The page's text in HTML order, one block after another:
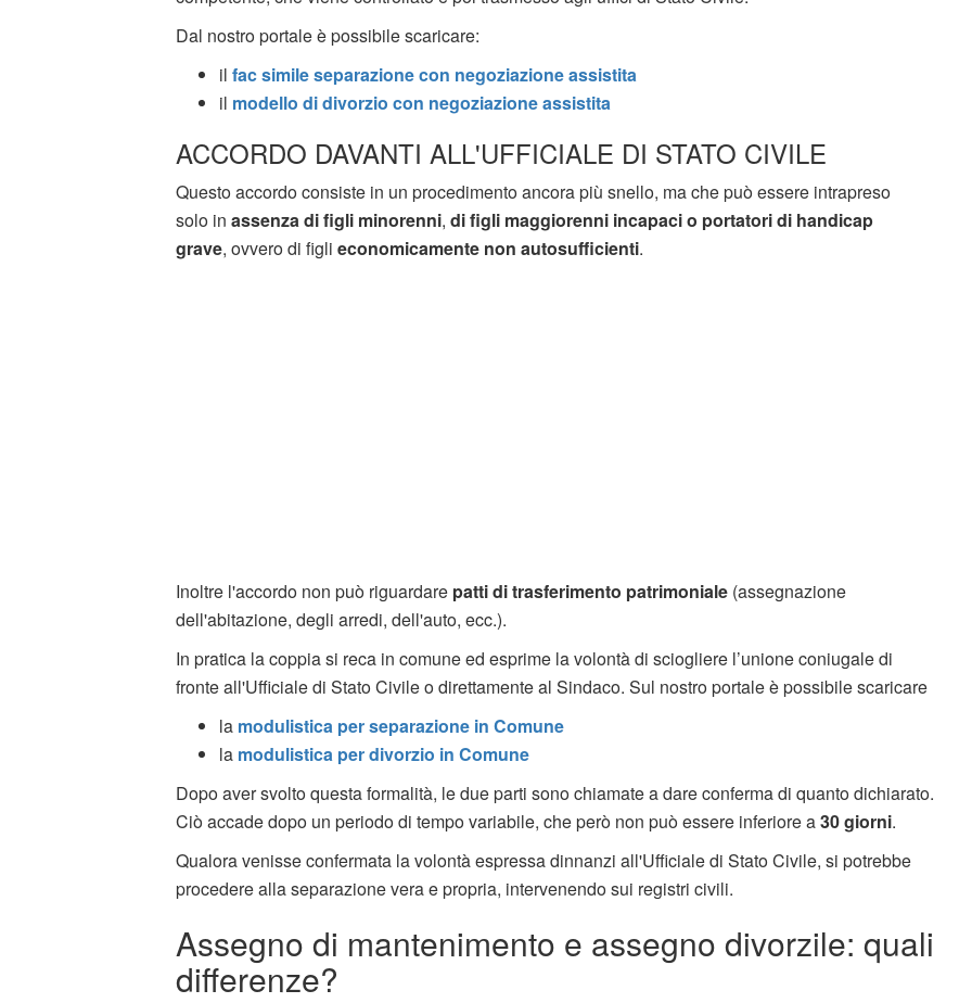
Dal nostro portale è possibile scaricare:
il fac simile separazione con negoziazione assistita
il modello di divorzio con negoziazione assistita
ACCORDO DAVANTI ALL'UFFICIALE DI STATO CIVILE
Questo accordo consiste in un procedimento ancora più snello, ma che può essere intrapreso
solo in assenza di figli minorenni, di figli maggiorenni incapaci o portatori di handicap
grave, ovvero di figli economicamente non autosufficienti.
Inoltre l'accordo non può riguardare patti di trasferimento patrimoniale (assegnazione
dell'abitazione, degli arredi, dell'auto, ecc.).
In pratica la coppia si reca in comune ed esprime la volontà di sciogliere l’unione coniugale di
fronte all'Ufficiale di Stato Civile o direttamente al Sindaco. Sul nostro portale è possibile scaricare
la modulistica per separazione in Comune
la modulistica per divorzio in Comune
Dopo aver svolto questa formalità, le due parti sono chiamate a dare conferma di quanto dichiarato.
Ciò accade dopo un periodo di tempo variabile, che però non può essere inferiore a30 giorni.
Qualora venisse confermata la volontà espressa dinnanzi all'Ufficiale di Stato Civile, si potrebbe
procedere alla separazione vera e propria, intervenendo sui registri civili.
Assegno di mantenimento e assegno divorzile: quali
differenze?